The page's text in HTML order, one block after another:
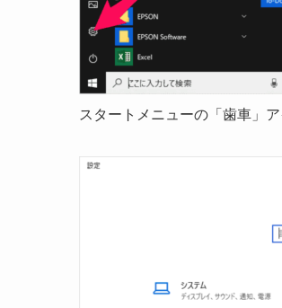
スタートメニューの「歯車」